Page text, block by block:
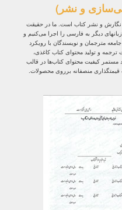
و نشر)
و نشر کتاب است. ما در حقیقت
دیگر به فارسی را اجرا می‌کنیم و
مترجمان و نویسندگان با رویکرد
و تولید محتوای کتاب کاغذی،
مستمر کیفیت محتوای کتاب‌ها در قالب
منصفانه برروی محصولات.